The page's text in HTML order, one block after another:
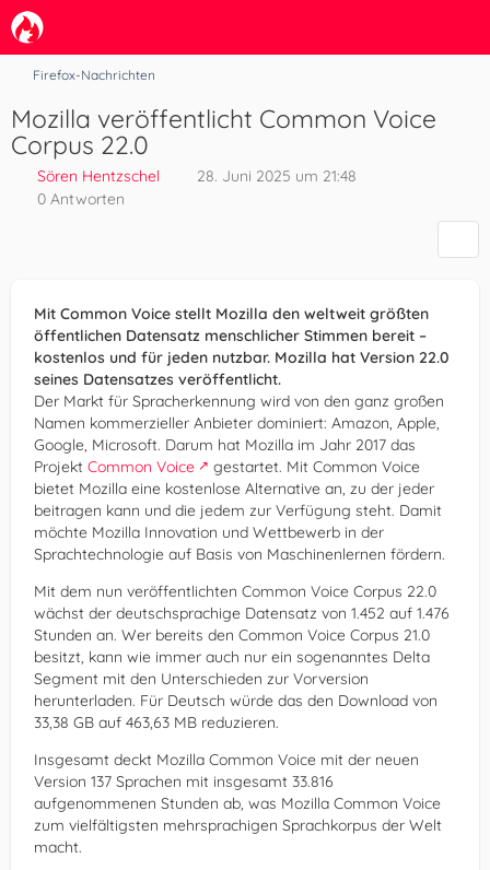
Firefox-Nachrichten
Mozilla veröffentlicht Common Voice
Corpus 22.0
Sören Hentzschel
28. Juni 2025 um 21:48
0 Antworten
Mit Common Voice stellt Mozilla den weltweit größten
öffentlichen Datensatz menschlicher Stimmen bereit –
kostenlos und für jeden nutzbar. Mozilla hat Version 22.0
seines Datensatzes veröffentlicht.
Der Markt für Spracherkennung wird von den ganz großen
Namen kommerzieller Anbieter dominiert: Amazon, Apple,
Google, Microsoft. Darum hat Mozilla im Jahr 2017 das
Projekt Common Voice
gestartet. Mit Common Voice
bietet Mozilla eine kostenlose Alternative an, zu der jeder
beitragen kann und die jedem zur Verfügung steht. Damit
möchte Mozilla Innovation und Wettbewerb in der
Sprachtechnologie auf Basis von Maschinenlernen fördern.
Mit dem nun veröffentlichten Common Voice Corpus 22.0
wächst der deutschsprachige Datensatz von 1.452 auf 1.476
Stunden an. Wer bereits den Common Voice Corpus 21.0
besitzt, kann wie immer auch nur ein sogenanntes Delta
Segment mit den Unterschieden zur Vorversion
herunterladen. Für Deutsch würde das den Download von
33,38 GB auf 463,63 MB reduzieren.
Insgesamt deckt Mozilla Common Voice mit der neuen
Version 137 Sprachen mit insgesamt 33.816
aufgenommenen Stunden ab, was Mozilla Common Voice
zum vielfältigsten mehrsprachigen Sprachkorpus der Welt
macht.